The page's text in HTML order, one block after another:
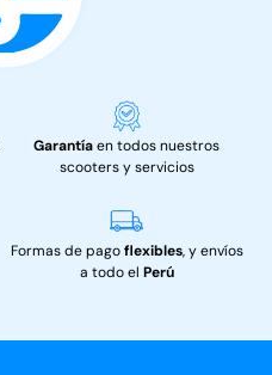
Garantíaen todos nuestros
scooters y servicios
Formas de pagoflexibles, y envíos
a todo el Perú